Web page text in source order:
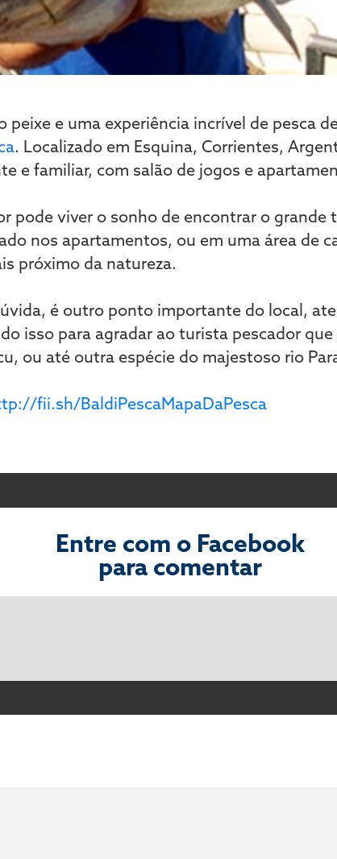
peixe e uma experiência incrível de pesca
. Localizado em Esquina, Corrientes,
e familiar, com salão de jogos e
pode viver o sonho de encontrar o grande
nos apartamentos, ou em uma área de
próximo da natureza.
é outro ponto importante do local,
isso para agradar ao turista pescador
ou até outra espécie do majestoso rio
fii.sh/BaldiPescaMapaDaPesca
Entre com o Facebook
para comentar